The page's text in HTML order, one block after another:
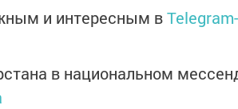
и интересным в
в национальном